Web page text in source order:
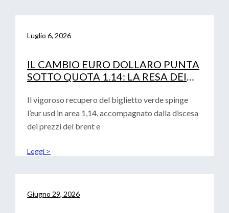
Luglio 6, 2026
IL CAMBIO EURO DOLLARO PUNTA
SOTTO QUOTA 1.14: LA RESA DEI
CURVA IRS
Il vigoroso recupero del biglietto verde spinge
l’eur usd in area 1,14, accompagnato dalla discesa
dei prezzi del brent e
Leggi >
Giugno 29, 2026